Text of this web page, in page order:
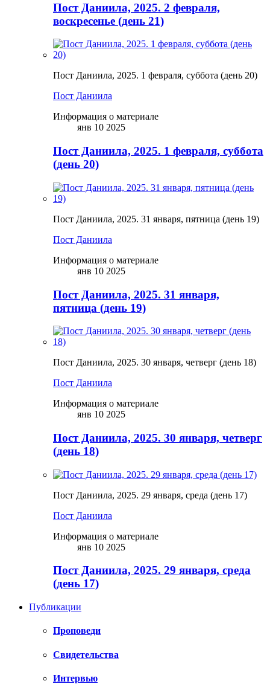
Пост Даниила, 2025. 2 февраля,
воскресенье (день 21)
Пост Даниила, 2025. 1 февраля, суббота (день 20)
Пост Даниила
Информация о материале
янв 10 2025
Пост Даниила, 2025. 1 февраля, суббота
(день 20)
Пост Даниила, 2025. 31 января, пятница (день 19)
Пост Даниила
Информация о материале
янв 10 2025
Пост Даниила, 2025. 31 января,
пятница (день 19)
Пост Даниила, 2025. 30 января, четверг (день 18)
Пост Даниила
Информация о материале
янв 10 2025
Пост Даниила, 2025. 30 января, четверг
(день 18)
Пост Даниила, 2025. 29 января, среда (день 17)
Пост Даниила
Информация о материале
янв 10 2025
Пост Даниила, 2025. 29 января, среда
(день 17)
Публикации
Проповеди
Свидетельства
Интервью